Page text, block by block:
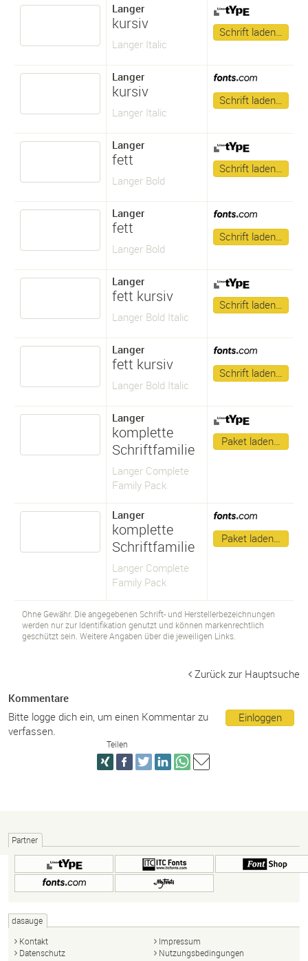
Langer
kursiv
Langer Italic
Schrift laden…
Langer
kursiv
Langer Italic
Schrift laden…
Langer
fett
Langer Bold
Schrift laden…
Langer
fett
Langer Bold
Schrift laden…
Langer
fett kursiv
Langer Bold Italic
Schrift laden…
Langer
fett kursiv
Langer Bold Italic
Schrift laden…
Langer
komplette
Schriftfamilie
Langer Complete
Family Pack
Paket laden…
Langer
komplette
Schriftfamilie
Langer Complete
Family Pack
Paket laden…
Ohne Gewähr. Die angegebenen Schrift- und Herstellerbezeichnungen
werden nur zur Identifikation genutzt und können markenrechtlich
geschützt sein. Weitere Angaben über die jeweiligen Links.
Zurück zur Hauptsuche
Kommentare
Einloggen
Bitte logge dich ein, um einen Kommentar zu
verfassen.
Teilen
Partner
dasauge
Kontakt
Impressum
Datenschutz
Nutzungsbedingungen